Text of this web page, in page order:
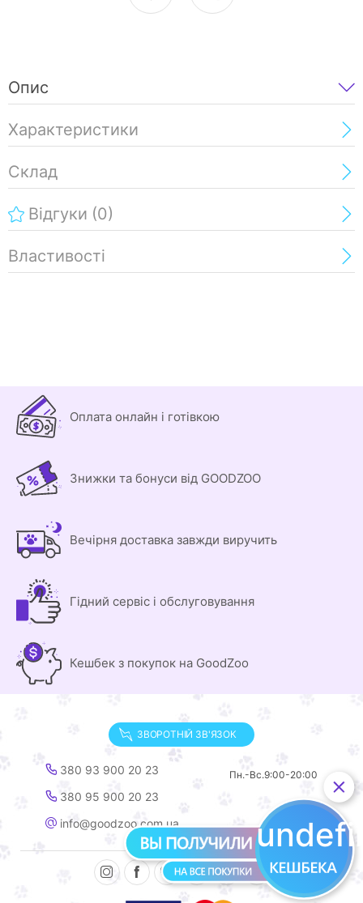
Опис
Характеристики
Склад
Відгуки (0)
Властивості
Оплата онлайн і готівкою
Знижки та бонуси від GOODZOO
Вечірня доставка завжди виручить
Гідний сервіс і обслуговування
Кешбек з покупок на GoodZoo
ЗВОРОТНІЙ ЗВ'ЯЗОК
380 93 900 20 23
380 95 900 20 23
info@goodzoo.com.ua
Пн.-Вс.9:00-20:00